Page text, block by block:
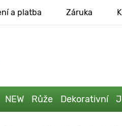
a platba Záruka
NEW Růže Dekorativní